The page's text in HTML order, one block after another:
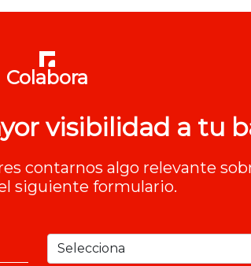
Colabora
visibilidad a tu
contarnos algo relevante
siguiente formulario.